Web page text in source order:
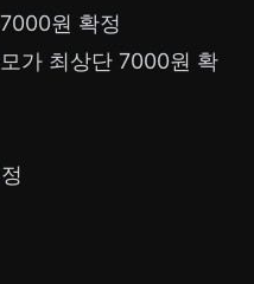
원 확정
가 최상단 7000원 확